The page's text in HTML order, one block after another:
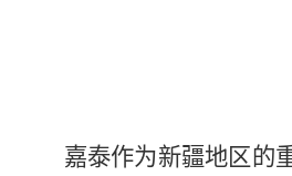
嘉泰作为新疆地区的